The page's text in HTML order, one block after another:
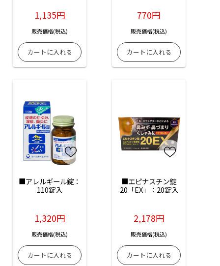
1,135円
販売価格(税込)
770円
販売価格(税込)
■アレルギール錠：
110錠入
1,320円
販売価格(税込)
■エピナスチン錠
20「EX」：20錠入
2,178円
販売価格(税込)